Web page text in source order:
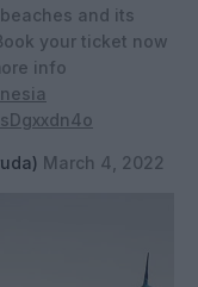
and its
your ticket now
info
March 4, 2022